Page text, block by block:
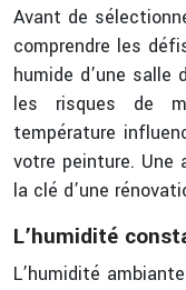
Avant de
comprendre les
humide d’une salle
les risques de
température
votre peinture. Une
la clé d’une
L’humidité
L’humidité